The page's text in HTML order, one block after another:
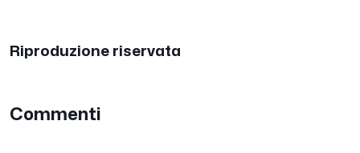
Riproduzione riservata
Commenti